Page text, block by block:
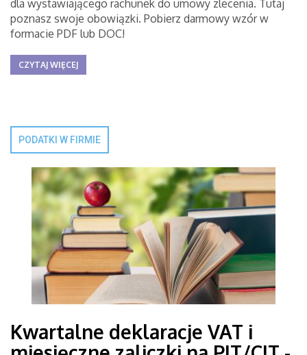
dla wystawiającego rachunek do umowy zlecenia. Tutaj
poznasz swoje obowiązki. Pobierz darmowy wzór w
formacie PDF lub DOC!
CZYTAJ WIĘCEJ
PODATKI W FIRMIE
Kwartalne deklaracje VAT i